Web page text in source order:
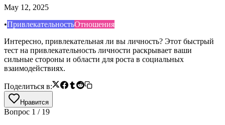
May 12, 2025
•ПривлекательностьОтношения
Интересно, привлекательная ли вы личность? Этот быстрый
тест на привлекательность личности раскрывает ваши
сильные стороны и области для роста в социальных
взаимодействиях.
Поделиться в:
Нравится
Вопрос 1 / 19